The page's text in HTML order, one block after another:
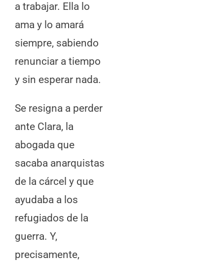
a trabajar. Ella lo
ama y lo amará
siempre, sabiendo
renunciar a tiempo
y sin esperar nada.
Se resigna a perder
ante Clara, la
abogada que
sacaba anarquistas
de la cárcel y que
ayudaba a los
refugiados de la
guerra. Y,
precisamente,